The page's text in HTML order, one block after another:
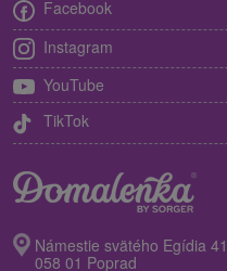
Facebook
Instagram
YouTube
TikTok
Námestie svätého Egídia
058 01 Poprad